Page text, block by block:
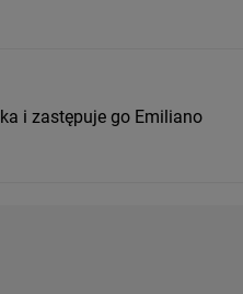
i zastępuje go Emiliano